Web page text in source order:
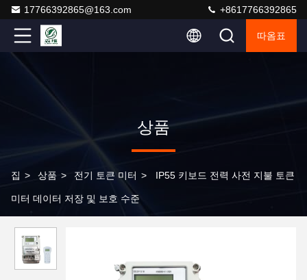
17766392865@163.com +8617766392865
따옴표
상품
집 > 상품 > 전기 토큰 미터 > IP55 키보드 전력 사전 지불 토큰
미터 데이터 저장 및 보호 수준